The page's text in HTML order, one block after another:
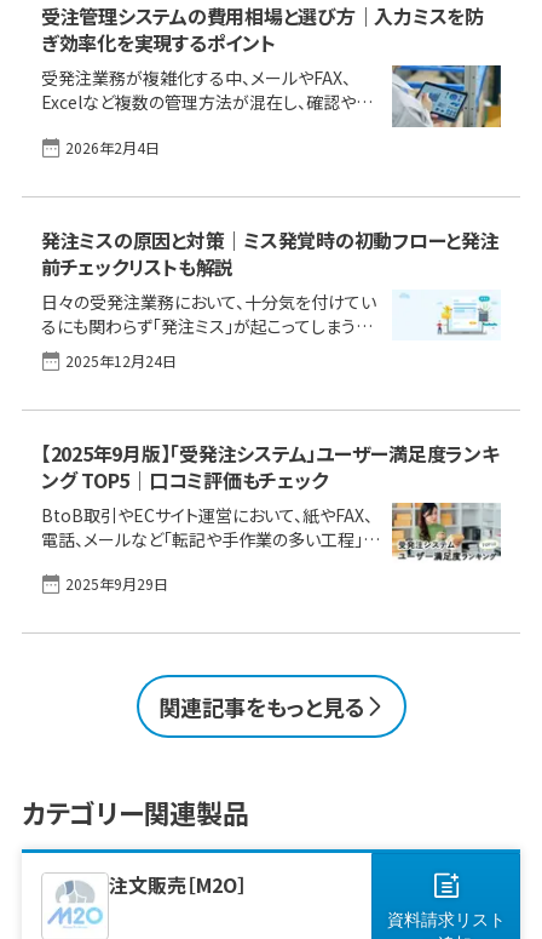
受注管理システムの費用相場と選び方｜入力ミスを防
ぎ効率化を実現するポイント
受発注業務が複雑化する中、メールやFAX、
Excelなど複数の管理方法が混在し、確認や転
ス、請求漏れといった小さなミスが、取引先から
がってしまいます。 こうした課題を感じつつも、
ステムを入れても使いこなせるか不安」と、改善
に踏み出せずにいる中小企業も多いのではな
いでしょうか。本記事では、受発注業務のよくあ
る悩みを整理し、自社に合った管理方法を考え
【この記事で分かること】 受発注DXを実現する
[&hellip;]
2026年2月4日
発注ミスの原因と対策｜ミス発覚時の初動フローと発注
前チェックリストも解説
日々の受発注業務において、十分気を付けてい
るにも関わらず「発注ミス」が起こってしまうこ
とがあります。特に繁忙期や人手不足のときは
ヒューマンエラーが発生する可能性が高くなり
墜にもつながります。 本記事では、発注ミスが
発生してしまう主な原因を改めて確認し、ミス
が起きた際の初動対応フロー、今日から使える
発注前チェックリスト、そして根本的な再発防止
につながる受発注システムの活用ポイントまで
テム」おすすめ製品一覧 無料でIT製品選びをお
[&hellip;]
2025年12月24日
【2025年9月版】「受発注システム」ユーザー満足度ランキ
ング TOP5｜口コミ評価もチェック
BtoB取引やECサイト運営において、紙やFAX、
電話、メールなど「転記や手作業の多い工程」に
の原因となり、業務効率化の大きなボトルネッ
の生産性向上を強力に推進するのが受発注シ
り、どのシステムが自社の取引形態や規模に最
適なのか、選定に悩む企業も少なくありません。
本記事では、実際にシステムを導入・利用して
グ形式でご紹介。併せて、実際にツールを導入・
活用しているユーザーの評価を参考に、
[&hellip;]
2025年9月29日
関連記事をもっと見る
カテゴリー関連製品
注文販売［M2O］
資料請求リスト